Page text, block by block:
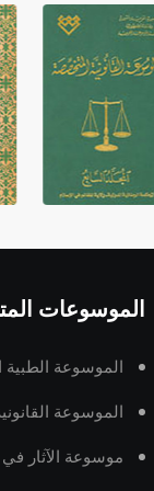
الموسوعات
الموسوعة
الموسوعة
موسوعة الآثار